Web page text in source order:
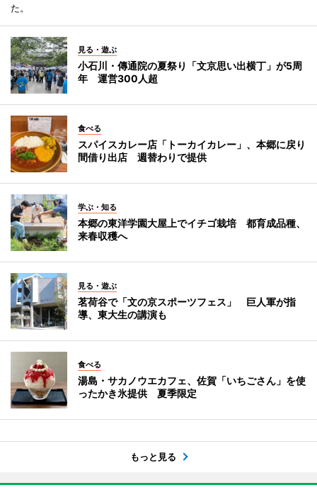
た。
見る・遊ぶ
小石川・傳通院の夏祭り「文京思い出横丁」が5周
年 運営300人超
食べる
スパイスカレー店「トーカイカレー」、本郷に戻り
間借り出店 週替わりで提供
学ぶ・知る
本郷の東洋学園大屋上でイチゴ栽培 都育成品種、
来春収穫へ
見る・遊ぶ
茗荷谷で「文の京スポーツフェス」 巨人軍が指
導、東大生の講演も
食べる
湯島・サカノウエカフェ、佐賀「いちごさん」を使
ったかき氷提供 夏季限定
もっと見る